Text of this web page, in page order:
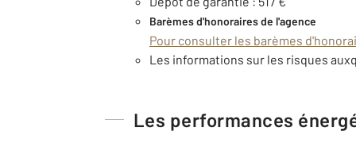
Barèmes d'honoraires de l'agence
Pour consulter les barèmes
Les informations sur les risques
Les performances